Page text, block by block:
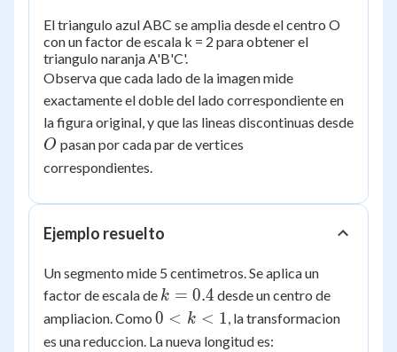
El triangulo azul ABC se amplia desde el centro O
con un factor de escala k = 2 para obtener el
triangulo naranja A'B'C'.
Observa que cada lado de la imagen mide
exactamente el doble del lado correspondiente en
la figura original, y que las lineas discontinuas desde
O
O pasan por cada par de vertices
correspondientes.
Ejemplo resuelto
Un segmento mide 5 centimetros. Se aplica un
factor de escala de k
=
k = 0.4 desde un centro de
ampliacion. Como 0
<
0 < k < 1, la transformacion
es una reduccion. La nueva longitud es: